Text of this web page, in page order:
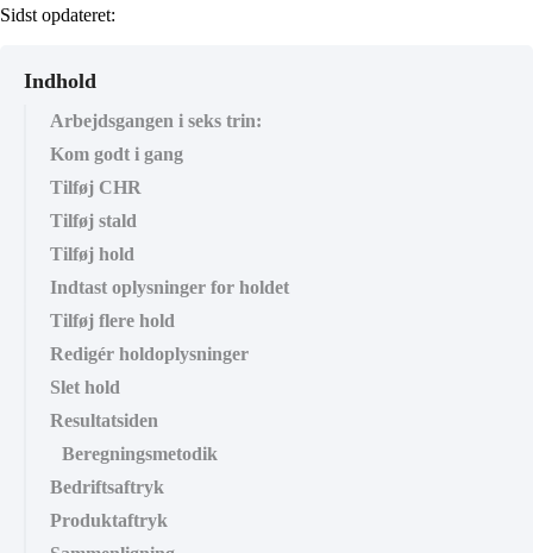
Sidst opdateret:
Indhold
Arbejdsgangen i seks trin:
Kom godt i gang
Tilføj CHR
Tilføj stald
Tilføj hold
Indtast oplysninger for holdet
Tilføj flere hold
Redigér holdoplysninger
Slet hold
Resultatsiden
Beregningsmetodik
Bedriftsaftryk
Produktaftryk